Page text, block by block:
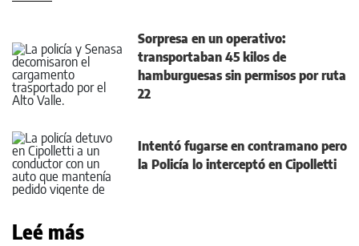
Sorpresa en un operativo:
transportaban 45 kilos de
hamburguesas sin permisos por ruta
22
Intentó fugarse en contramano pero
la Policía lo interceptó en Cipolletti
Leé más